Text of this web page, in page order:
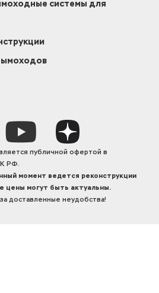
системы для
публичной офертой в
РФ.
момент ведется реконструкции
цены могут быть актуальны.
доставленные неудобства!